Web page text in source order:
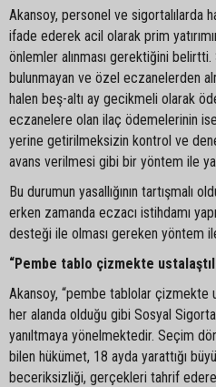
Akansoy, personel ve sigortalılarda
ifade ederek acil olarak prim
önlemler alınması gerektiğini belirtti.
bulunmayan ve özel eczanelerden
halen beş-altı ay gecikmeli olarak
eczanelere olan ilaç ödemelerinin
yerine getirilmeksizin kontrol ve
avans verilmesi gibi bir yöntem ile
Bu durumun yasallığının tartışmalı
erken zamanda eczacı istihdamı
desteği ile olması gereken yöntem
“Pembe tablo çizmekte
Akansoy, “pembe tablolar çizmekte
her alanda olduğu gibi Sosyal
yanıltmaya yönelmektedir. Seçim
bilen hükümet, 18 ayda yarattığı
beceriksizliği, gerçekleri tahrif